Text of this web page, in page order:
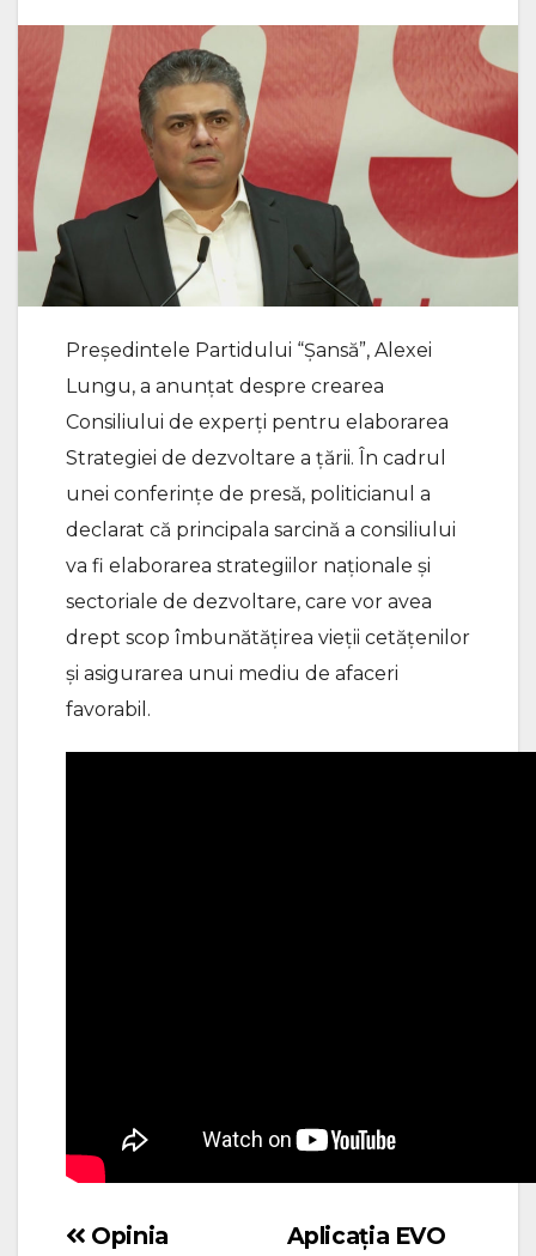
Președintele Partidului “Șansă”, Alexei
Lungu, a anunțat despre crearea
Consiliului de experți pentru elaborarea
Strategiei de dezvoltare a țării. În cadrul
unei conferințe de presă, politicianul a
declarat că principala sarcină a consiliului
va fi elaborarea strategiilor naționale și
sectoriale de dezvoltare, care vor avea
drept scop îmbunătățirea vieții cetățenilor
și asigurarea unui mediu de afaceri
favorabil.
Navigare
Aplicația EVO
Opinia